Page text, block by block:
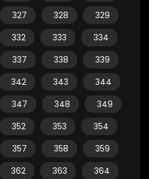
327 328
329
332 333
334
337 338
339
342 343
344
347 348
349
352 353
354
357 358
359
362 363 364